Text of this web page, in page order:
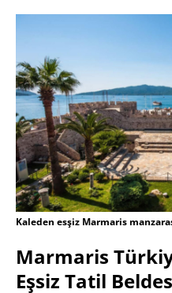
Kaleden esşiz Marmaris
Marmaris
Eşsiz Tatil